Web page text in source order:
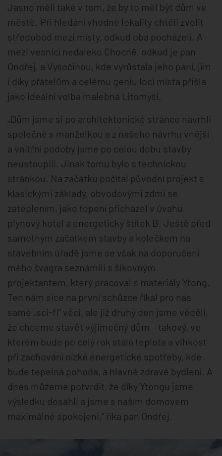
Jasno měli také v tom, že by to měl být dům ve
městě. Při hledání vhodné lokality chtěli zvolit
středobod mezi místy, odkud oba pocházeli. A
mezi vesnicí nedaleko Chocně, odkud je pan
Ondřej, a Vysočinou, kde vyrůstala jeho paní, jim
i díky přátelům a celému geniu loci místa přišla
jako ideální volba malebná Litomyšl.
„Dům jsme si po architektonické stránce navrhli
společně s manželkou a z našeho návrhu vnější
a vnitřní podoby jsme po celou dobu stavby
neustoupili. Jinak tomu bylo s technickou
stránkou. Na začátku počítal původní projekt s
klasickými základy, obvodovými zdmi se
zateplením, jako topení přicházel v úvahu
plynový kotel a energetický štítek B. Ještě před
samotným začátkem stavby a kolečkem na
stavebním úřadě jsme se však na doporučení
mého švagra seznámili s šikovným
projektantem, který pracoval s materiály Ytong.
Ten nám sice na první schůzce říkal pro nás
samé „sci-fi“ věci, ale již druhý den jsme věděli,
že chceme stavět výjimečný dům – takový, ve
kterém bude po celý rok stálá teplota a vlhkost
při zachování nízké energetické spotřeby, kde
bude tepelná pohoda, a hlavně zdravé bydlení. A
dnes můžeme potvrdit, že díky Ytongu jsme
výsledku dosáhli a jsme s naším domovem
maximálně spokojeni,“ říká pan Ondřej.